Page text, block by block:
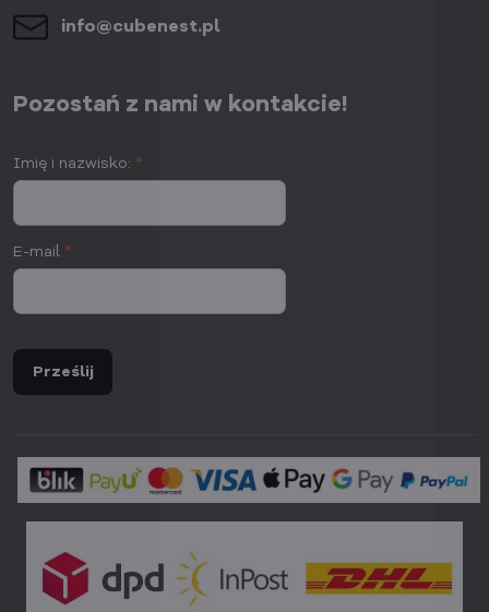
info​@cubenest​.pl
Pozostań z nami w kontakcie!
Imię i nazwisko: *
E-mail *
Prześlij